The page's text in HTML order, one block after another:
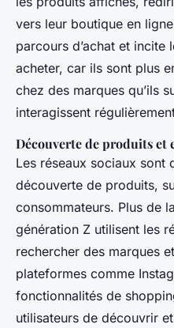
vers leur boutique en
parcours d’achat et incite
acheter, car ils sont plus
chez des marques qu’ils
interagissent
Découverte de produits et
Les réseaux sociaux sont
découverte de produits,
consommateurs. Plus de
génération Z utilisent les
rechercher des marques
plateformes comme
fonctionnalités de
utilisateurs de découvrir